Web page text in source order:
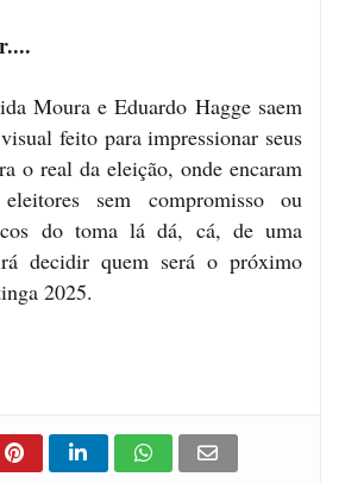
Moura e Eduardo Hagge saem
feito para impressionar seus
o real da eleição, onde encaram
sem compromisso ou
do toma lá dá, cá, de uma
decidir quem será o próximo
2025.